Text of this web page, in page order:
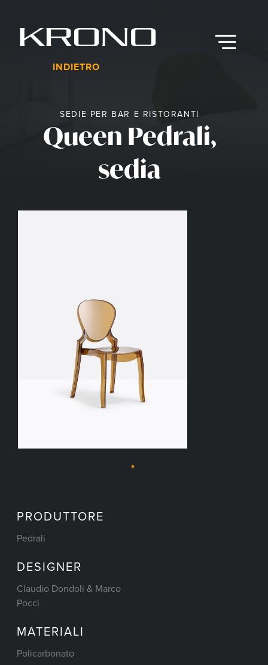
contenuto
Menu
INDIETRO
SEDIE PER BAR E RISTORANTI
Queen Pedrali,
sedia
PRODUTTORE
Pedrali
DESIGNER
Claudio Dondoli & Marco
Pocci
MATERIALI
Policarbonato